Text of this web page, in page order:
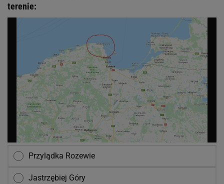
terenie:
Przylądka Rozewie
Jastrzębiej Góry